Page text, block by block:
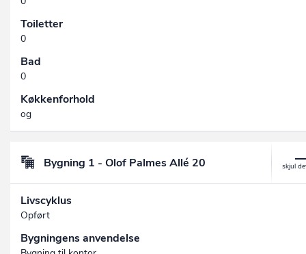
Toiletter
0
Bad
0
Køkkenforhold
og
Bygning 1 - Olof Palmes Allé 20
Livscyklus
Opført
Bygningens anvendelse